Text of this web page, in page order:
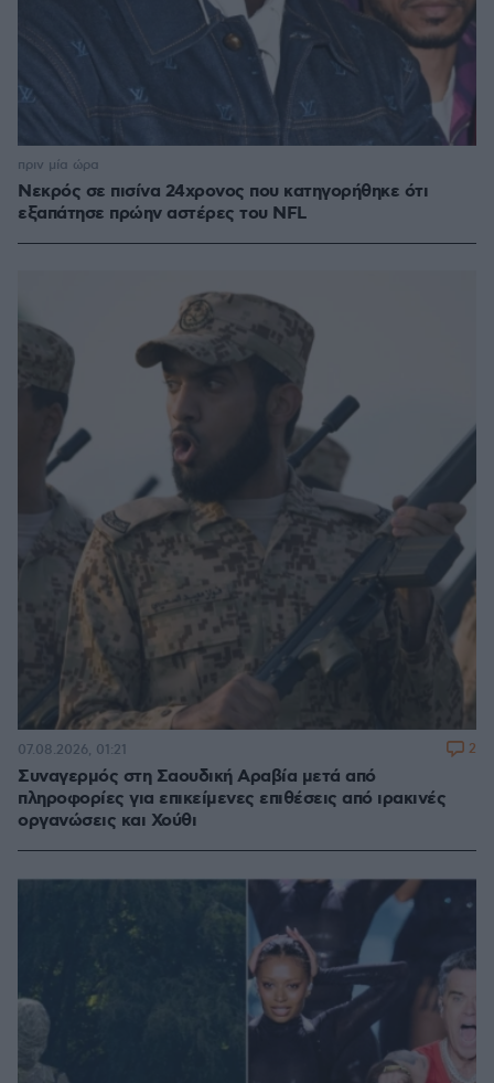
Νεκρός σε πισίνα 24χρονος που κατηγορήθηκε ότι
εξαπάτησε πρώην αστέρες του NFL
πριν μία ώρα
Συναγερμός στη Σαουδική Αραβία μετά από
πληροφορίες για επικείμενες επιθέσεις από ιρακινές
οργανώσεις και Χούθι
07.08.2026, 01:21 2